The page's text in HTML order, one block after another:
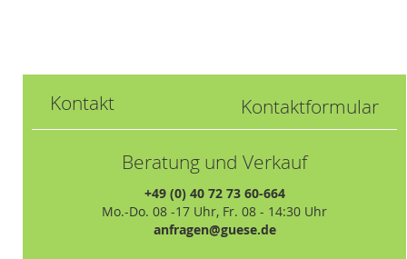
Kontakt Kontaktformular
Beratung und Verkauf
+49 (0) 40 72 73 60-664
Mo.-Do. 08 -17 Uhr, Fr. 08 - 14:30 Uhr
anfragen@guese.de